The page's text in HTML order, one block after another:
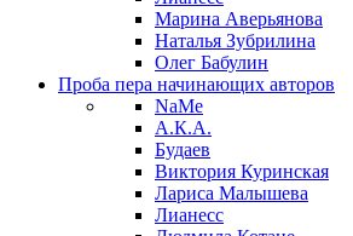
Марина Аверьянова
Наталья Зубрилина
Олег Бабулин
Проба пера начинающих авторов
NaMe
А.К.А.
Будаев
Виктория Куринская
Лариса Малышева
Лианесс